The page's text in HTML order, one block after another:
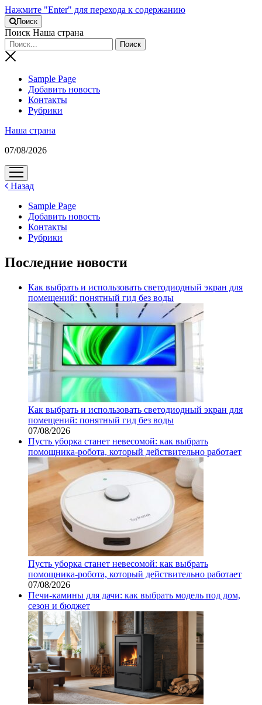
Нажмите "Enter" для перехода к содержанию
Поиск
Поиск Наша страна
Sample Page
Добавить новость
Контакты
Рубрики
Наша страна
07/08/2026
открыть
меню
Назад
Sample Page
Добавить новость
Контакты
Рубрики
Последние новости
Как выбрать и использовать светодиодный экран для
помещений: понятный гид без воды
Как выбрать и использовать светодиодный экран для
помещений: понятный гид без воды
07/08/2026
Пусть уборка станет невесомой: как выбрать
помощника‑робота, который действительно работает
Пусть уборка станет невесомой: как выбрать
помощника‑робота, который действительно работает
07/08/2026
Печи-камины для дачи: как выбрать модель под дом,
сезон и бюджет